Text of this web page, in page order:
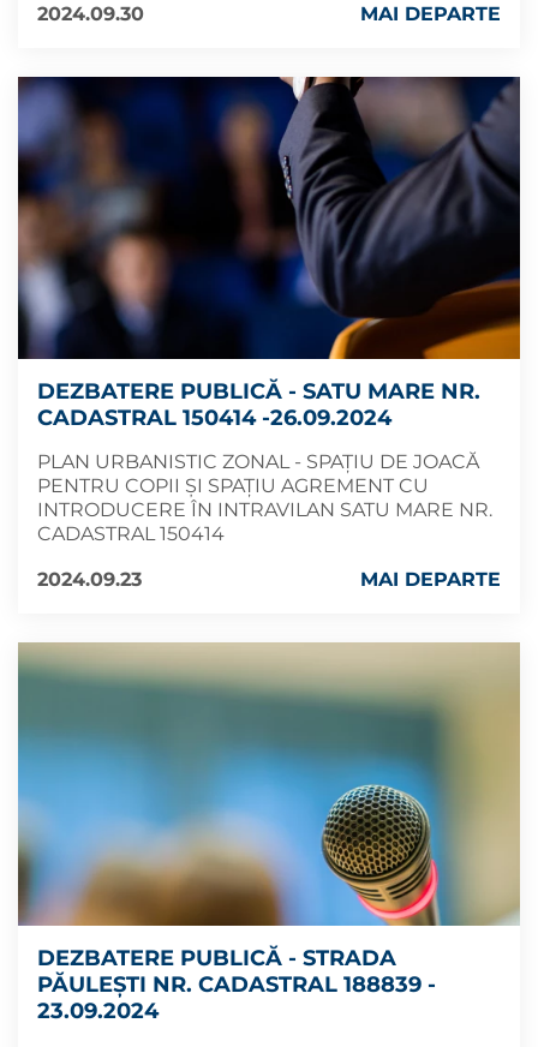
2024.09.30
MAI DEPARTE
DEZBATERE PUBLICĂ - SATU MARE NR.
CADASTRAL 150414 -26.09.2024
PLAN URBANISTIC ZONAL - SPAȚIU DE JOACĂ
PENTRU COPII ȘI SPAȚIU AGREMENT CU
INTRODUCERE ÎN INTRAVILAN SATU MARE NR.
CADASTRAL 150414
2024.09.23
MAI DEPARTE
DEZBATERE PUBLICĂ - STRADA
PĂULEȘTI NR. CADASTRAL 188839 -
23.09.2024